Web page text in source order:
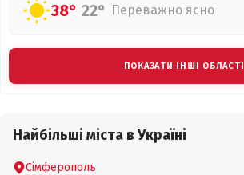
38° 22° Переважно ясно
ПОКАЗАТИ ІНШІ ОБЛАСТІ
Найбільші міста в Україні
Сімферополь